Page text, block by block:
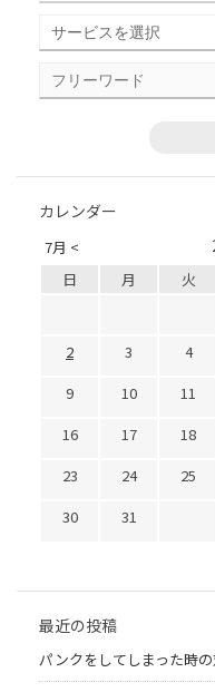
カレンダー
7月 <
日 月 火
2
3 4
9
10 11
16
17 18
23
24 25
30
31
最近の投稿
パンクをしてしまった時